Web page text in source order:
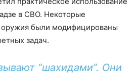
в СВО. Некоторые
оружия были модифицированы
задач.
“шахидами”. Они